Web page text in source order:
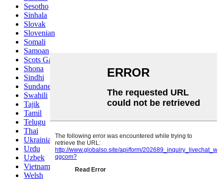
Sesotho
Sinhala
Slovak
Slovenian
Somali
Samoan
Scots Gaelic
Shona
Sindhi
Sundanese
Swahili
Tajik
Tamil
Telugu
Thai
Ukrainian
Urdu
Uzbek
Vietnamese
Welsh